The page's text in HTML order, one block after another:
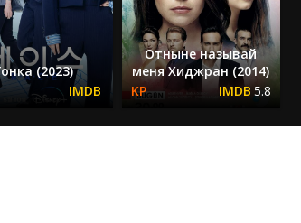
(2023)
Отныне называй
меня Хиджран (2014)
5.8